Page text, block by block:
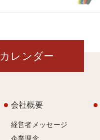
レンダー
会社概要
経営者メッセージ
企業理念